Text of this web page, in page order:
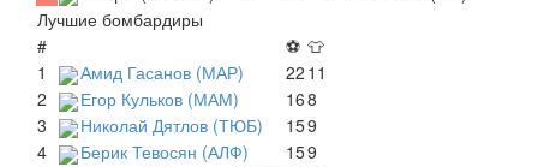
Лучшие бомбардиры
#
⚽ 👕
1
Амид Гасанов (МАР) 22 11
2
Егор Кульков (МАМ) 168
3
Николай Дятлов (ТЮБ) 159
4
Берик Тевосян (АЛФ) 159